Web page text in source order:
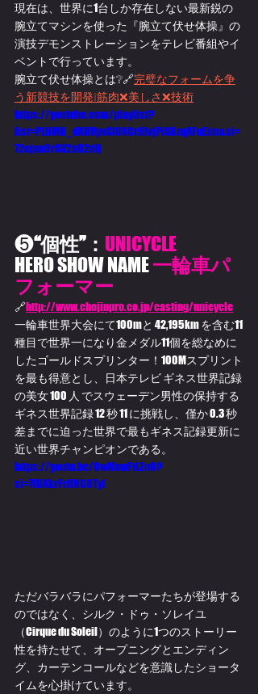
現在は、世界に1台しか存在しない最新鋭の
腕立てマシンを使った『腕立て伏せ体操』の
演技デモンストレーションをテレビ番組やイ
ベントで行っています。
腕立て伏せ体操とは❔🔗完璧なフォームを争
う新競技を開発❕筋肉❌美しさ❌技術
https://youtube.com/playlist?
list=PLNMN_dXNVpvSlOXCrHfvjPiSBzqAFuEim&si=
72ejan9rSV2aD2dQ
❺“個性”： UNICYCLE
HERO SHOW NAME 一輪車パ
フォーマー
🔗http://www.chojinpro.co.jp/casting/unicycle
一輪車世界大会にて100mと 42,195km を含む11
種目で世界一になり金メダル11個を総なめに
したゴールドスプリンター！100Mスプリント
を最も得意とし、日本テレビ ギネス世界記録
の美女 100 人 でスウェーデン男性の保持する
ギネス世界記録 12 秒 11 に挑戦し、僅か 0.3 秒
差までに迫った世界で最もギネス記録更新に
近い世界チャンピオンである。
https://youtu.be/0wMvwFtLZn0?
si=7IBXkrFrIfNGOTyl
ただバラバラにパフォーマーたちが登場する
のではなく、シルク・ドゥ・ソレイユ
（Cirque du Soleil）のように1つのストーリー
性を持たせて、オープニングとエンディン
グ、カーテンコールなどを意識したショータ
イムを心掛けています。